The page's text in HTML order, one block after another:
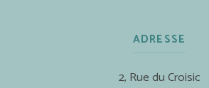
ADRESSE
2, Rue du Croisic